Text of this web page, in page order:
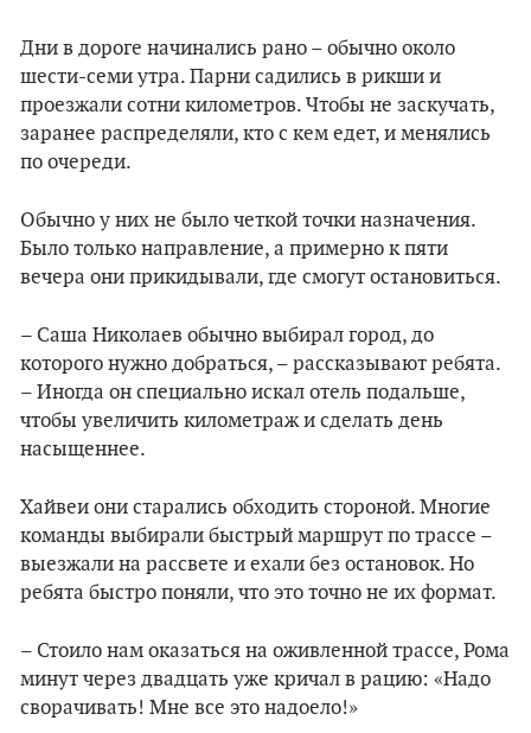
Дни в дороге начинались рано – обычно около
шести-семи утра. Парни садились в рикши и
проезжали сотни километров. Чтобы не заскучать,
заранее распределяли, кто с кем едет, и менялись
по очереди.
Обычно у них не было четкой точки назначения.
Было только направление, а примерно к пяти
вечера они прикидывали, где смогут остановиться.
– Саша Николаев обычно выбирал город, до
которого нужно добраться, – рассказывают ребята.
– Иногда он специально искал отель подальше,
чтобы увеличить километраж и сделать день
насыщеннее.
Хайвеи они старались обходить стороной. Многие
команды выбирали быстрый маршрут по трассе –
выезжали на рассвете и ехали без остановок. Но
ребята быстро поняли, что это точно не их формат.
– Стоило нам оказаться на оживленной трассе, Рома
минут через двадцать уже кричал в рацию: «Надо
сворачивать! Мне все это надоело!»